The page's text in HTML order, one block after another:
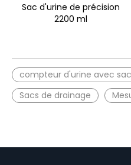
Sac d'urine de précision
2200 ml
compteur d'urine avec
Sacs de drainage